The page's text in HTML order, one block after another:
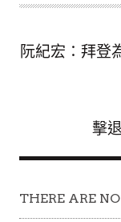
T
O
阮紀宏：拜登
擊
THERE ARE